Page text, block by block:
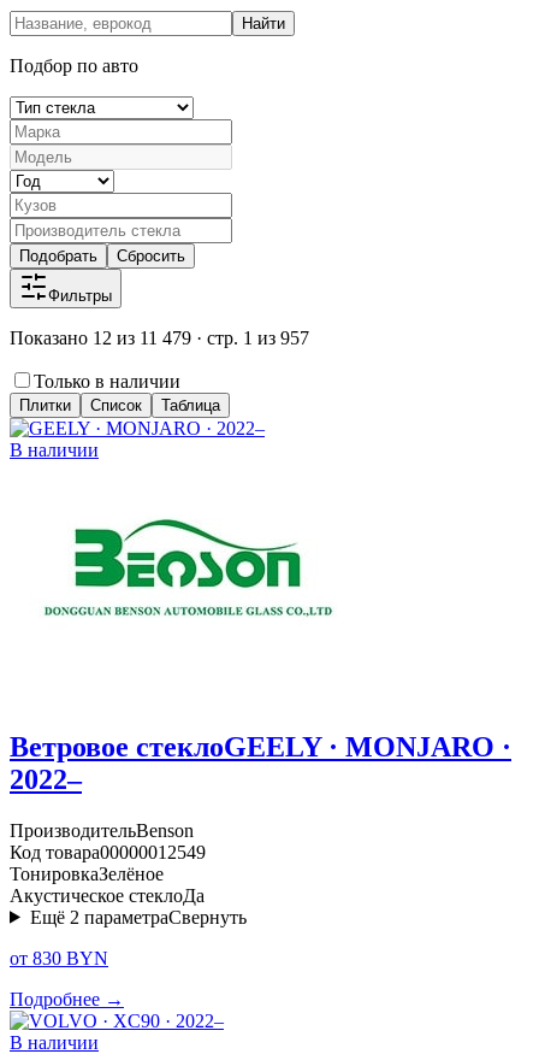
Найти
Подбор по авто
Подобрать Сбросить
Фильтры
Показано 12 из 11 479 · стр. 1 из 957
Только в наличии
Плитки Список Таблица
В наличии
Ветровое стеклоGEELY · MONJARO ·
2022–
ПроизводительBenson
Код товара00000012549
ТонировкаЗелёное
Акустическое стеклоДа
Ещё 2 параметраСвернуть
от 830 BYN
Подробнее →
В наличии